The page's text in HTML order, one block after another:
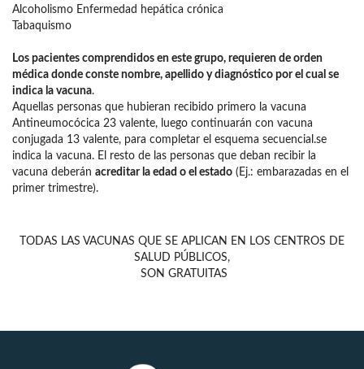
Alcoholismo Enfermedad hepática crónica
Tabaquismo
Los pacientes comprendidos en este grupo, requieren de orden
médica donde conste nombre, apellido y diagnóstico por el cual se
indica la vacuna.
Aquellas personas que hubieran recibido primero la vacuna
Antineumocócica 23 valente, luego continuarán con vacuna
conjugada 13 valente, para completar el esquema secuencial.se
indica la vacuna. El resto de las personas que deban recibir la
vacuna deberán acreditar la edad o el estado (Ej.: embarazadas en el
primer trimestre).
TODAS LAS VACUNAS QUE SE APLICAN EN LOS CENTROS DE
SALUD PÚBLICOS,
SON GRATUITAS